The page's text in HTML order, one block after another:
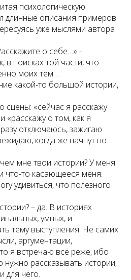
психологическую
длинные описания примеров
уже мыслями автора
о себе…» -
в поисках той части, что
моих тем…
какой-то большой истории,
сцены: «сейчас я расскажу
о том, как я
отключаюсь, зажигаю
когда же начнут по
мне твои истории? У меня
что-то касающееся меня.
удивиться, что полезного
– да. В историях
умных, и
тему выступления. Не самих
аргументации,
я встречаю всё реже, ибо
рассказывать истории,
для чего.